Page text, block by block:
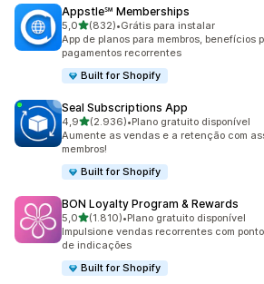
Appstle℠ Memberships
5,0de 5 estrelas
(832)
832 avaliações ao todo
•Grátis para instalar
App de planos para membros, benefícios
pagamentos recorrentes
Built for Shopify
Seal Subscriptions App
4,9de 5 estrelas
(2.936)
2936 avaliações ao todo
•Plano gratuito disponível
Aumente as vendas e a retenção com
membros!
Built for Shopify
BON Loyalty Program & Rewards
5,0de 5 estrelas
(1.810)
1810 avaliações ao todo
•Plano gratuito disponível
Impulsione vendas recorrentes com
de indicações
Built for Shopify